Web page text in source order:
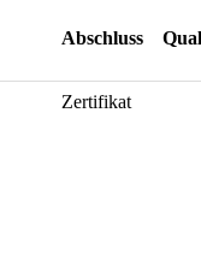
Abschluss
Zertifikat